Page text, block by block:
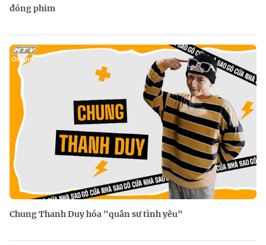
đóng phim
Chung Thanh Duy hóa "quân sư tình yêu"